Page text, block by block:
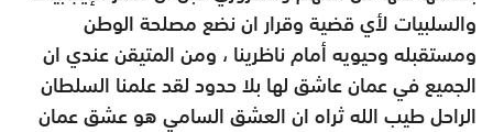
والسلبيات لأي قضية وقرار ان نضع مصلحة الوطن
ومستقبله وحيويه أمام ناظرينا ، ومن المتيقن عندي ان
الجميع في عمان عاشق لها بلا حدود لقد علمنا السلطان
الراحل طيب الله ثراه ان العشق السامي هو عشق عمان